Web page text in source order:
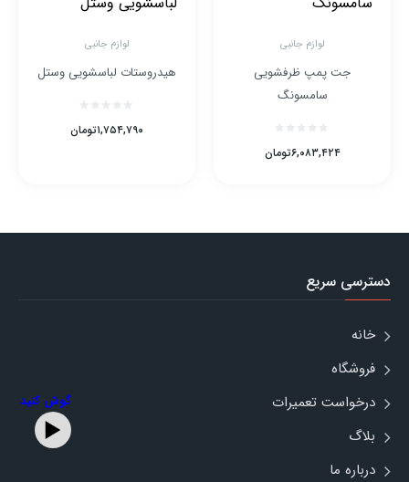
لوازم جانبی
جت پمپ ظرفشویی
سامسونگ
تومان۶,۰۸۳,۴۲۴
لوازم جانبی
هیدروستات لباسشویی وستل
تومان۱,۷۵۴,۷۹۰
دسترسی سریع
خانه
فروشگاه
درخواست تعمیرات
بلاگ
درباره ما
گوش کنید